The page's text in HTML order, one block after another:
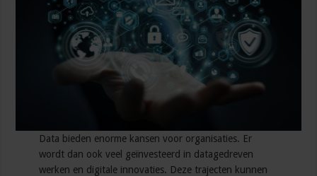
Data bieden enorme kansen voor organisaties. Er
wordt dan ook veel geïnvesteerd in datagedreven
werken en digitale innovaties. Deze trajecten kunnen